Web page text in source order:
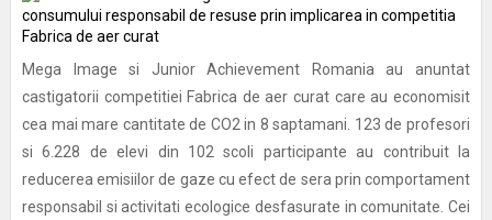
Mega Image si Junior Achievement Romania au anuntat
castigatorii competitiei Fabrica de aer curat care au economisit
cea mai mare cantitate de CO2 in 8 saptamani. 123 de profesori
si 6.228 de elevi din 102 scoli participante au contribuit la
reducerea emisiilor de gaze cu efect de sera prin comportament
responsabil si activitati ecologice desfasurate in comunitate. Cei